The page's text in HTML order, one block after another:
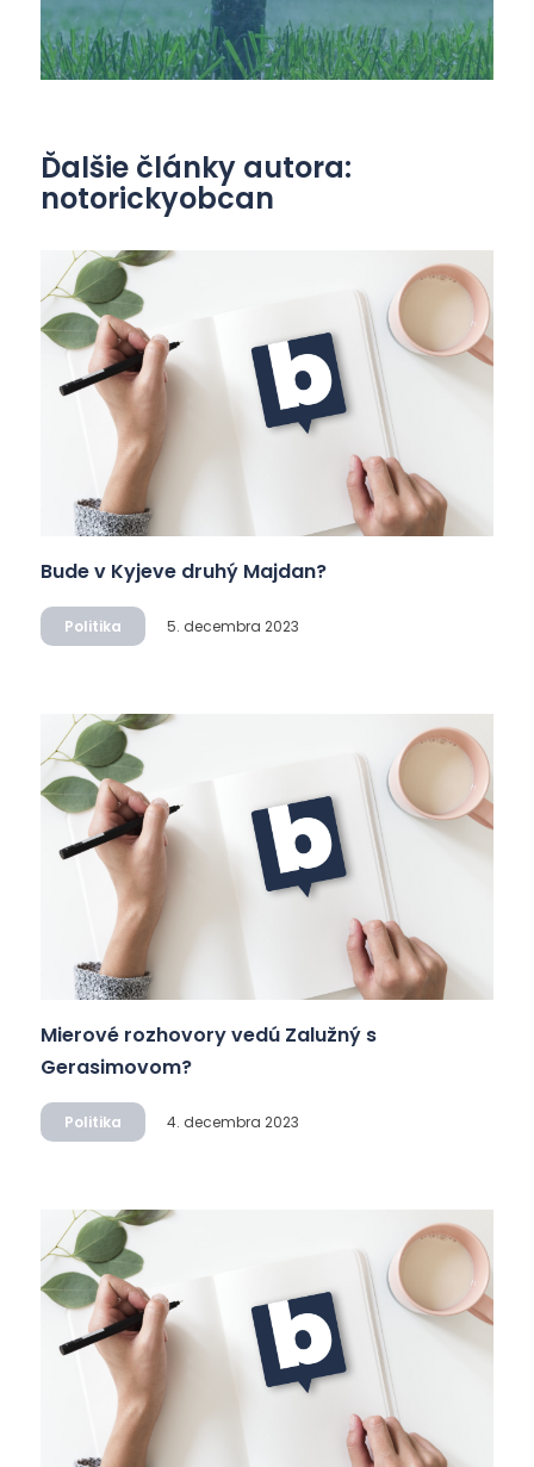
Ďalšie články autora:
notorickyobcan
Bude v Kyjeve druhý Majdan?
Politika 5. decembra 2023
Mierové rozhovory vedú Zalužný s
Gerasimovom?
Politika 4. decembra 2023